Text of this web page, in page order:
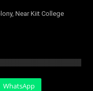
Near Kiit College
WhatsApp